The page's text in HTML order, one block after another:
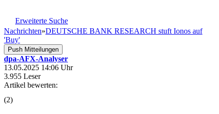
Erweiterte Suche
Nachrichten»DEUTSCHE BANK RESEARCH stuft Ionos auf
'Buy'
Push Mitteilungen
dpa-AFX-Analyser
13.05.2025 14:06 Uhr
3.955 Leser
Artikel bewerten:
(2)